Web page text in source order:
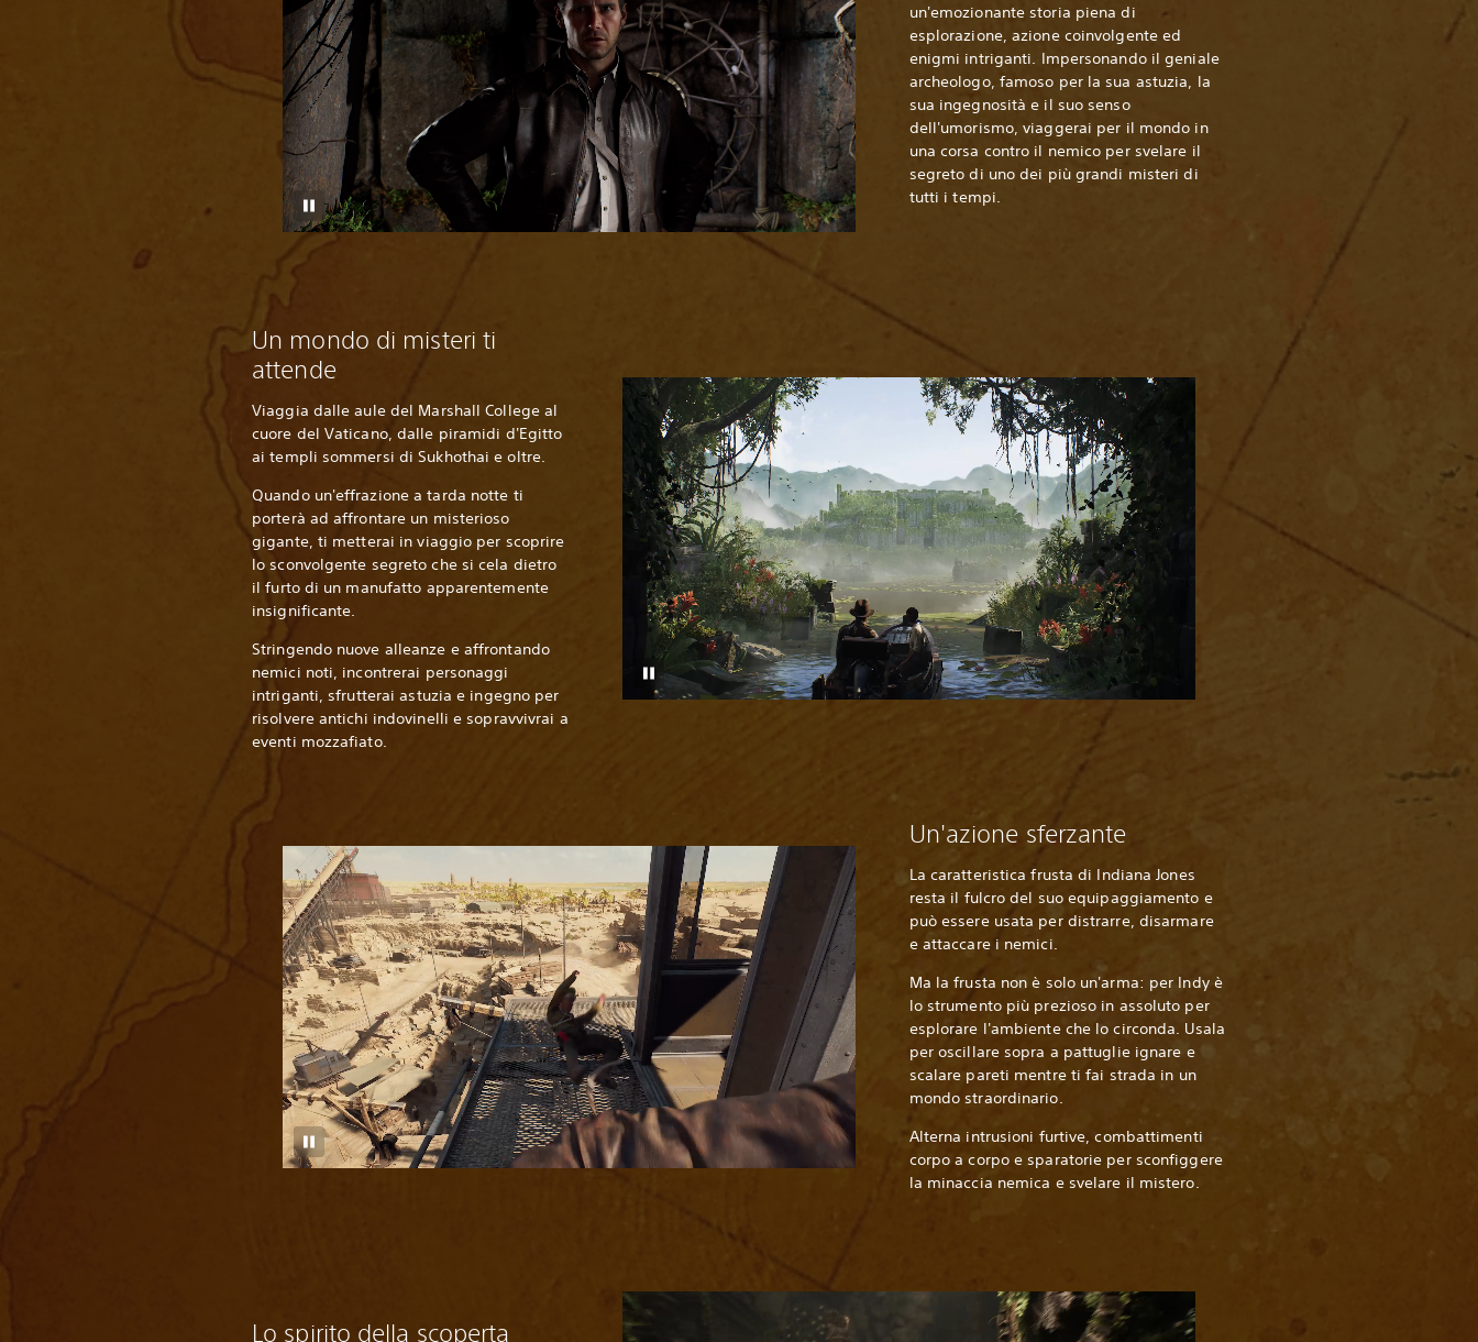
un'emozionante storia piena di
esplorazione, azione coinvolgente ed
enigmi intriganti. Impersonando il geniale
archeologo, famoso per la sua astuzia, la
sua ingegnosità e il suo senso
dell'umorismo, viaggerai per il mondo in
una corsa contro il nemico per svelare il
segreto di uno dei più grandi misteri di
tutti i tempi.
Un mondo di misteri ti
attende
Viaggia dalle aule del Marshall College al
cuore del Vaticano, dalle piramidi d'Egitto
ai templi sommersi di Sukhothai e oltre.
Quando un'effrazione a tarda notte ti
porterà ad affrontare un misterioso
gigante, ti metterai in viaggio per scoprire
lo sconvolgente segreto che si cela dietro
il furto di un manufatto apparentemente
insignificante.
Stringendo nuove alleanze e affrontando
nemici noti, incontrerai personaggi
intriganti, sfrutterai astuzia e ingegno per
risolvere antichi indovinelli e sopravvivrai a
eventi mozzafiato.
Un'azione sferzante
La caratteristica frusta di Indiana Jones
resta il fulcro del suo equipaggiamento e
può essere usata per distrarre, disarmare
e attaccare i nemici.
Ma la frusta non è solo un'arma: per Indy è
lo strumento più prezioso in assoluto per
esplorare l'ambiente che lo circonda. Usala
per oscillare sopra a pattuglie ignare e
scalare pareti mentre ti fai strada in un
mondo straordinario.
Alterna intrusioni furtive, combattimenti
corpo a corpo e sparatorie per sconfiggere
la minaccia nemica e svelare il mistero.
Lo spirito della scoperta